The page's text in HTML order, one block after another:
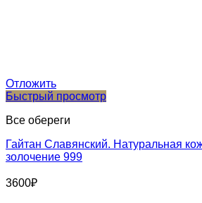
Отложить
Быстрый просмотр
Все обереги
Гайтан Славянский. Натуральная
золочение 999
3600₽